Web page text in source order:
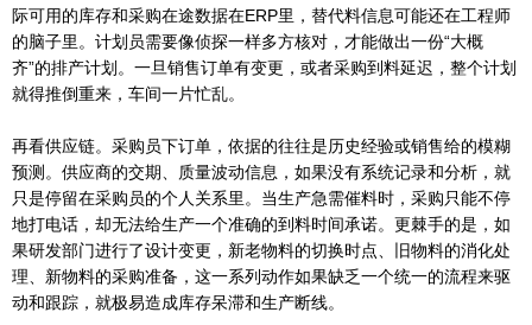
际可用的库存和采购在途数据在ERP里，替代料信息可能还在工程师
的脑子里。计划员需要像侦探一样多方核对，才能做出一份“大概
齐”的排产计划。一旦销售订单有变更，或者采购到料延迟，整个计划
就得推倒重来，车间一片忙乱。
再看供应链。采购员下订单，依据的往往是历史经验或销售给的模糊
预测。供应商的交期、质量波动信息，如果没有系统记录和分析，就
只是停留在采购员的个人关系里。当生产急需催料时，采购只能不停
地打电话，却无法给生产一个准确的到料时间承诺。更棘手的是，如
果研发部门进行了设计变更，新老物料的切换时点、旧物料的消化处
理、新物料的采购准备，这一系列动作如果缺乏一个统一的流程来驱
动和跟踪，就极易造成库存呆滞和生产断线。